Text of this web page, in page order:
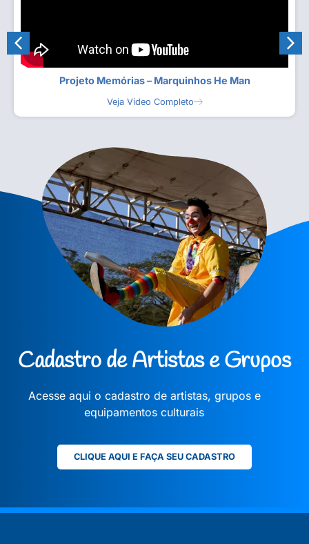
Projeto Memórias – Marquinhos He Man
Veja Vídeo Completo
Cadastro de Artistas e Grupos
Acesse aqui o cadastro de artistas, grupos e
equipamentos culturais
CLIQUE AQUI E FAÇA SEU CADASTRO